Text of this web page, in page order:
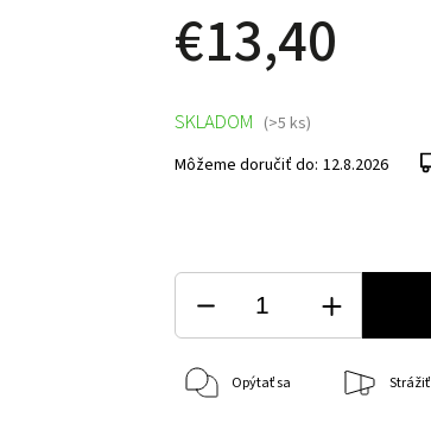
€13,40
SKLADOM (>5 ks)
Môžeme doručiť do: 12.8.2026
Opýtať sa Strážiť